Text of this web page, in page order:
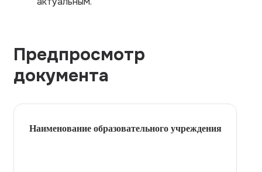
Предпросмотр
документа
Наименование образовательного учреждения